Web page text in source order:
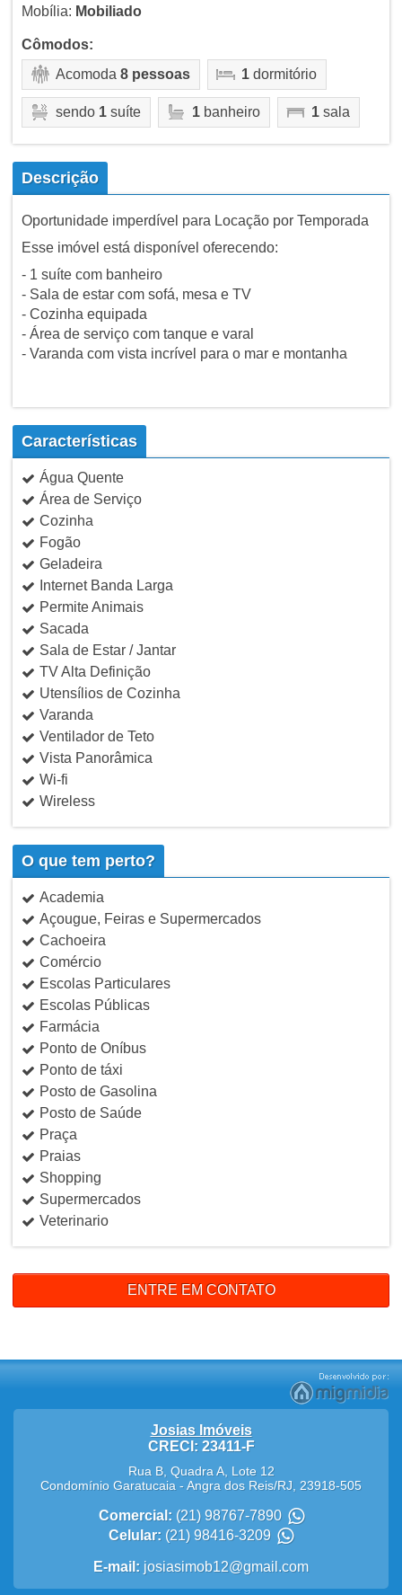
Mobília: Mobiliado
Cômodos:
Acomoda 8 pessoas 1dormitório
sendo 1suíte 1banheiro 1sala
Descrição
Oportunidade imperdível para Locação por Temporada
Esse imóvel está disponível oferecendo:
- 1 suíte com banheiro
- Sala de estar com sofá, mesa e TV
- Cozinha equipada
- Área de serviço com tanque e varal
- Varanda com vista incrível para o mar e montanha
Características
Água Quente
Área de Serviço
Cozinha
Fogão
Geladeira
Internet Banda Larga
Permite Animais
Sacada
Sala de Estar / Jantar
TV Alta Definição
Utensílios de Cozinha
Varanda
Ventilador de Teto
Vista Panorâmica
Wi-fi
Wireless
O que tem perto?
Academia
Açougue, Feiras e Supermercados
Cachoeira
Comércio
Escolas Particulares
Escolas Públicas
Farmácia
Ponto de Oníbus
Ponto de táxi
Posto de Gasolina
Posto de Saúde
Praça
Praias
Shopping
Supermercados
Veterinario
ENTRE EM CONTATO
Josias Imóveis
CRECI: 23411-F
Rua B, Quadra A, Lote 12
Condomínio Garatucaia -Angra dos Reis/RJ 23918-505
Comercial: (21) 98767-7890
Celular: (21) 98416-3209
E-mail: josiasimob12@gmail.com